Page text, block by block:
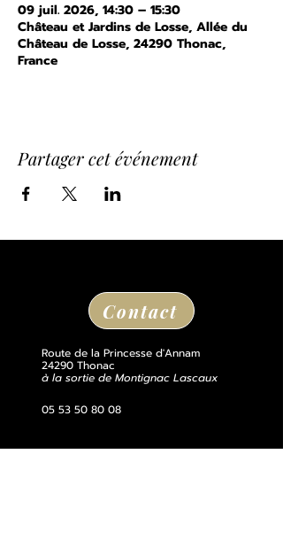
09 juil. 2026, 14:30 – 15:30
Château et Jardins de Losse, Allée du
Château de Losse, 24290 Thonac,
France
Partager cet événement
Contact
Route de la Princesse d'Annam
24290 Thonac
à la sortie de Montignac Lascaux
05 53 50 80 08
losse@chateaudelosse.com